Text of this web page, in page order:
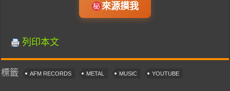
來源摸我
列印本文
標籤 AFM RECORDS METAL MUSIC YOUTUBE